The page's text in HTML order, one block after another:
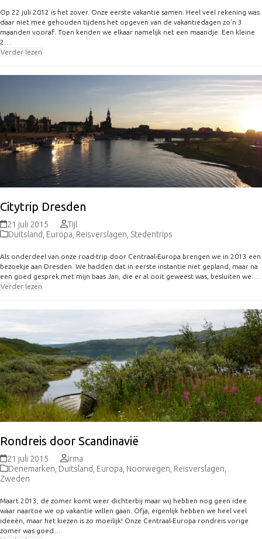
Op 22 juli 2012 is het zover. Onze eerste vakantie samen. Heel veel rekening was
daar niet mee gehouden tijdens het opgeven van de vakantiedagen zo’n 3
maanden vooraf. Toen kenden we elkaar namelijk net een maandje. Een kleine
2…
Verder lezen
Citytrip Dresden
21 juli 2015
Tijl
Duitsland Europa Reisverslagen Stedentrips
Als onderdeel van onze road-trip door Centraal-Europa brengen we in 2013 een
bezoekje aan Dresden. We hadden dat in eerste instantie niet gepland, maar na
een goed gesprek met mijn baas Jan, die er al ooit geweest was, besluiten we…
Verder lezen
Rondreis door Scandinavië
21 juli 2015
Irma
Denemarken Duitsland Europa Noorwegen Reisverslagen
Zweden
Maart 2013, de zomer komt weer dichterbij maar wij hebben nog geen idee
waar naartoe we op vakantie willen gaan. Ofja, eigenlijk hebben we heel veel
ideeën, maar het kiezen is zo moeilijk! Onze Centraal-Europa rondreis vorige
zomer was goed…